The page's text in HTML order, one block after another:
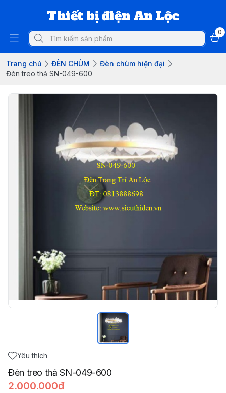
Thiết bị điện An Lộc
0
Trang chủ ĐÈN CHÙM
Đèn chùm hiện đại
Đèn treo thả SN-049-600
Yêu thích
Đèn treo thả SN-049-600
2.000.000đ